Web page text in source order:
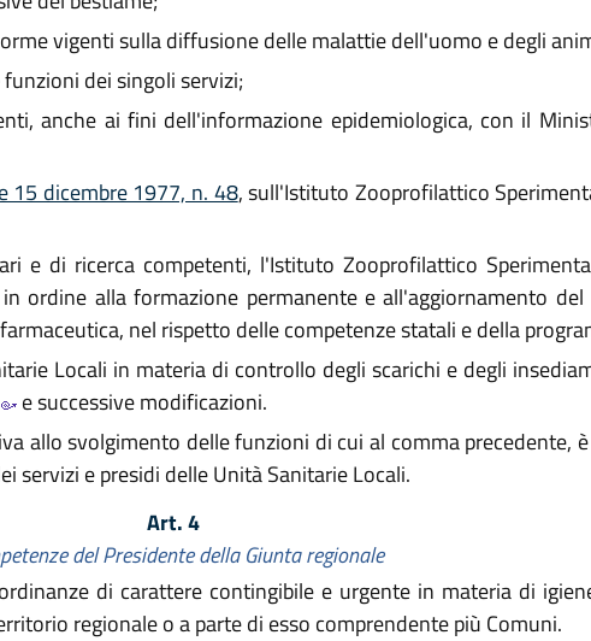
vigenti sulla diffusione delle malattie dell'uomo e degli
dei singoli servizi;
anche ai fini dell'informazione epidemiologica, con il
15 dicembre 1977, n. 48, sull'Istituto Zooprofilattico
e di ricerca competenti, l'Istituto Zooprofilattico
ordine alla formazione permanente e all'aggiornamento
nel rispetto delle competenze statali e della
Locali in materia di controllo degli scarichi e degli
e successive modificazioni.
allo svolgimento delle funzioni di cui al comma precedente,
servizi e presidi delle Unità Sanitarie Locali.
Art. 4
del Presidente della Giunta regionale
di carattere contingibile e urgente in materia di
regionale o a parte di esso comprendente più Comuni.